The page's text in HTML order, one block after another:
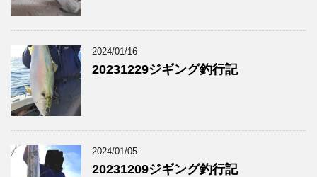
2024/01/16
20231229ジギング釣行記
2024/01/05
20231209ジギング釣行記